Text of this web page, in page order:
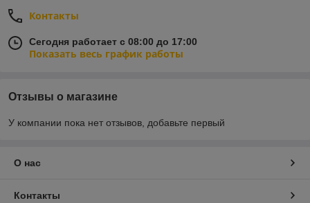
Контакты
Сегодня работает с 08:00 до 17:00
Показать весь график работы
Отзывы о магазине
У компании пока нет отзывов, добавьте первый
О нас
Контакты